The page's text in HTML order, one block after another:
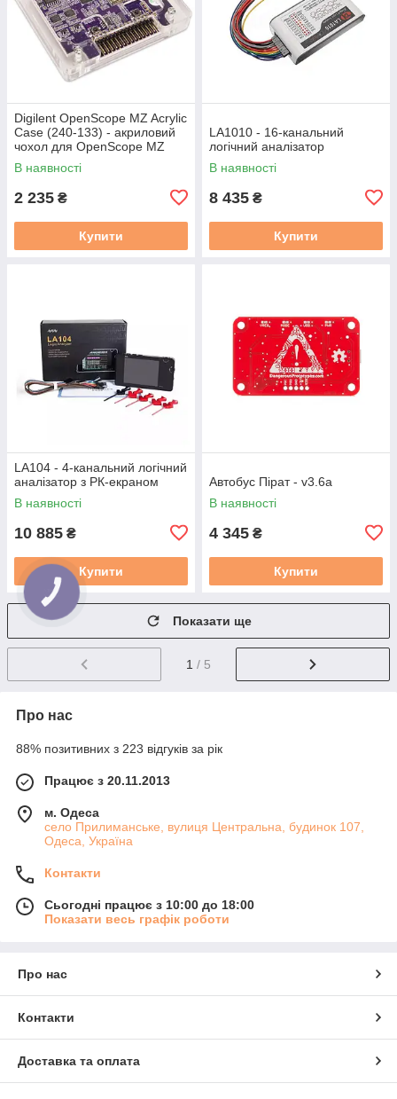
Digilent OpenScope MZ Acrylic
Case (240-133) - акриловий
чохол для OpenScope MZ
В наявності
2 235 ₴
Купити
LA1010 - 16-канальний
логічний аналізатор
В наявності
8 435 ₴
Купити
LA104 - 4-канальний логічний
аналізатор з РК-екраном
В наявності
10 885 ₴
Купити
Автобус Пірат - v3.6a
В наявності
4 345 ₴
Купити
Показати ще
1 / 5
Про нас
88% позитивних з 223 відгуків за рік
Працює з 20.11.2013
м. Одеса
село Прилиманське, вулиця Центральна, будинок 107,
Одеса, Україна
Контакти
Сьогодні працює з 10:00 до 18:00
Показати весь графік роботи
Про нас
Контакти
Доставка та оплата